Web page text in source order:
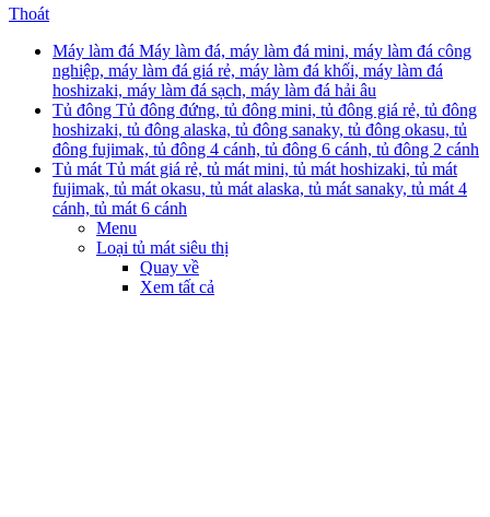
Thoát
Máy làm đá Máy làm đá, máy làm đá mini, máy làm đá công
nghiệp, máy làm đá giá rẻ, máy làm đá khối, máy làm đá
hoshizaki, máy làm đá sạch, máy làm đá hải âu
Tủ đông Tủ đông đứng, tủ đông mini, tủ đông giá rẻ, tủ đông
hoshizaki, tủ đông alaska, tủ đông sanaky, tủ đông okasu, tủ
đông fujimak, tủ đông 4 cánh, tủ đông 6 cánh, tủ đông 2 cánh
Tủ mát Tủ mát giá rẻ, tủ mát mini, tủ mát hoshizaki, tủ mát
fujimak, tủ mát okasu, tủ mát alaska, tủ mát sanaky, tủ mát 4
cánh, tủ mát 6 cánh
Menu
Loại tủ mát siêu thị
Quay về
Xem tất cả